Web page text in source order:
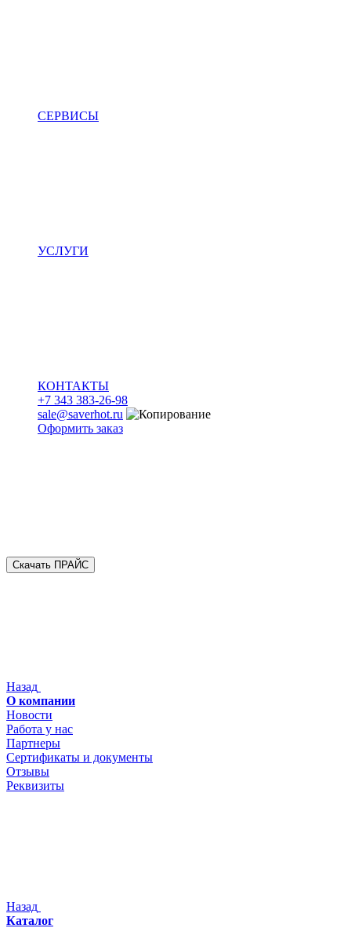
СЕРВИСЫ
УСЛУГИ
КОНТАКТЫ
+7 343 383-26-98
sale@saverhot.ru
Оформить заказ
Скачать ПРАЙС
Назад
О компании
Новости
Работа у нас
Партнеры
Сертификаты и документы
Отзывы
Реквизиты
Назад
Каталог